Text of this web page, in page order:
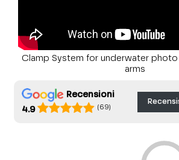
Clamp System for underwater
arms
Recensioni
4.9
(69)